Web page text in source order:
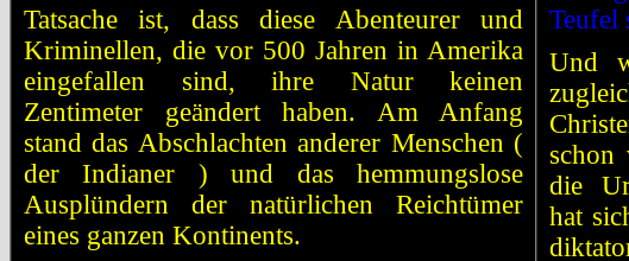
Tatsache ist, dass diese Abenteurer und
Kriminellen, die vor 500 Jahren in Amerika
eingefallen sind, ihre Natur keinen
Zentimeter geändert haben. Am Anfang
stand das Abschlachten anderer Menschen (
der Indianer ) und das hemmungslose
Ausplündern der natürlichen Reichtümer
eines ganzen Kontinents.
Teufel
Und
schon
die
hat